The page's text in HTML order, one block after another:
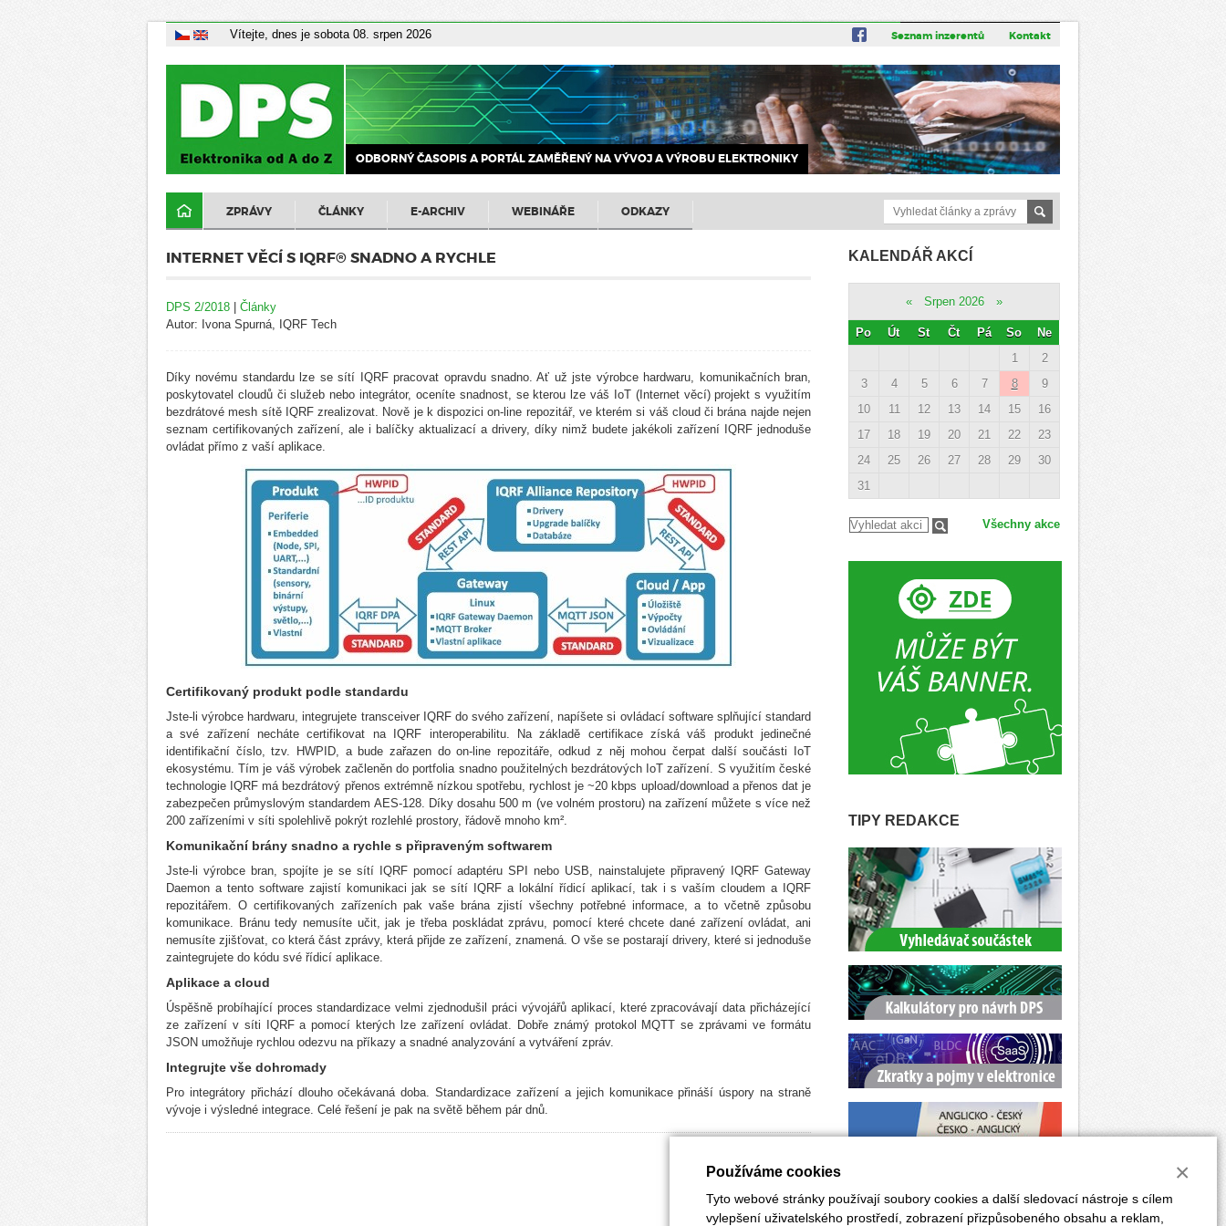
Vítejte, dnes je sobota 08. srpen 2026 Seznam inzerentů Kontakt
ODBORNÝ ČASOPIS A PORTÁL ZAMĚŘENÝ NA VÝVOJ A VÝROBU ELEKTRONIKY
ZPRÁVY ČLÁNKY E-ARCHIV WEBINÁŘE ODKAZY
INTERNET VĚCÍ S IQRF® SNADNO A RYCHLE
DPS 2/2018 | Články
Autor: Ivona Spurná, IQRF Tech
Díky novému standardu lze se sítí IQRF pracovat opravdu snadno. Ať už jste výrobce hardwaru, komunikačních bran,
poskytovatel cloudů či služeb nebo integrátor, oceníte snadnost, se kterou lze váš IoT (Internet věcí) projekt s využitím
bezdrátové mesh sítě IQRF zrealizovat. Nově je k dispozici on-line repozitář, ve kterém si váš cloud či brána najde nejen
seznam certifikovaných zařízení, ale i balíčky aktualizací a drivery, díky nimž budete jakékoli zařízení IQRF jednoduše
ovládat přímo z vaší aplikace.
Certifikovaný produkt podle standardu
Jste-li výrobce hardwaru, integrujete transceiver IQRF do svého zařízení, napíšete si ovládací software splňující standard
a své zařízení necháte certifikovat na IQRF interoperabilitu. Na základě certifikace získá váš produkt jedinečné
identifikační číslo, tzv. HWPID, a bude zařazen do on-line repozitáře, odkud z něj mohou čerpat další součásti IoT
ekosystému. Tím je váš výrobek začleněn do portfolia snadno použitelných bezdrátových IoT zařízení. S využitím české
technologie IQRF má bezdrátový přenos extrémně nízkou spotřebu, rychlost je ~20 kbps upload/download a přenos dat je
zabezpečen průmyslovým standardem AES-128. Díky dosahu 500 m (ve volném prostoru) na zařízení můžete s více než
200 zařízeními v síti spolehlivě pokrýt rozlehlé prostory, řádově mnoho km².
Komunikační brány snadno a rychle s připraveným softwarem
Jste-li výrobce bran, spojíte je se sítí IQRF pomocí adaptéru SPI nebo USB, nainstalujete připravený IQRF Gateway
Daemon a tento software zajistí komunikaci jak se sítí IQRF a lokální řídicí aplikací, tak i s vaším cloudem a IQRF
repozitářem. O certifikovaných zařízeních pak vaše brána zjistí všechny potřebné informace, a to včetně způsobu
komunikace. Bránu tedy nemusíte učit, jak je třeba poskládat zprávu, pomocí které chcete dané zařízení ovládat, ani
nemusíte zjišťovat, co která část zprávy, která přijde ze zařízení, znamená. O vše se postarají drivery, které si jednoduše
zaintegrujete do kódu své řídicí aplikace.
Aplikace a cloud
Úspěšně probíhající proces standardizace velmi zjednodušil práci vývojářů aplikací, které zpracovávají data přicházející
ze zařízení v síti IQRF a pomocí kterých lze zařízení ovládat. Dobře známý protokol MQTT se zprávami ve formátu
JSON umožňuje rychlou odezvu na příkazy a snadné analyzování a vytváření zpráv.
Integrujte vše dohromady
Pro integrátory přichází dlouho očekávaná doba. Standardizace zařízení a jejich komunikace přináší úspory na straně
vývoje i výsledné integrace. Celé řešení je pak na světě během pár dnů.
KALENDÁŘ AKCÍ
« Srpen 2026 »
Po Út St Čt Pá So
Ne
1
2
3
4 5 6 7 8
9
10
11 12 13 14 15
16
17
18 19 20 21 22
23
24
25 26 27 28 29
30
31
Všechny akce
TIPY REDAKCE
Používáme cookies
Tyto webové stránky používají soubory cookies a další sledovací nástroje s cílem
vylepšení uživatelského prostředí, zobrazení přizpůsobeného obsahu a reklam,
×